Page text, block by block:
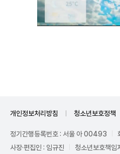
개인정보처리방침 청소년보호정책
정기간행등록번호 : 서울 아 00493
사장·편집인 : 임규진
청소년보호책임